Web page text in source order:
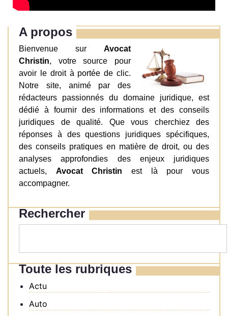
A propos
Bienvenue sur Avocat
Christin, votre source pour
avoir le droit à portée de clic.
Notre site, animé par des
rédacteurs passionnés du domaine juridique, est
dédié à fournir des informations et des conseils
juridiques de qualité. Que vous cherchiez des
réponses à des questions juridiques spécifiques,
des conseils pratiques en matière de droit, ou des
analyses approfondies des enjeux juridiques
actuels, Avocat Christin est là pour vous
accompagner.
Rechercher
Toute les rubriques
Actu
Auto